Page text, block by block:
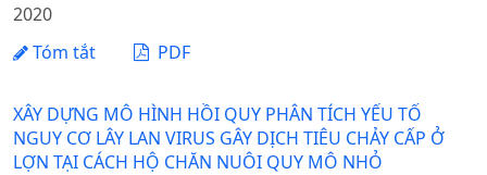
2020
Tóm tắt
PDF
XÂY DỰNG MÔ HÌNH HỒI QUY PHÂN TÍCH YẾU TỐ
NGUY CƠ LÂY LAN VIRUS GÂY DỊCH TIÊU CHẢY CẤP Ở
LỢN TẠI CÁCH HỘ CHĂN NUÔI QUY MÔ NHỎ